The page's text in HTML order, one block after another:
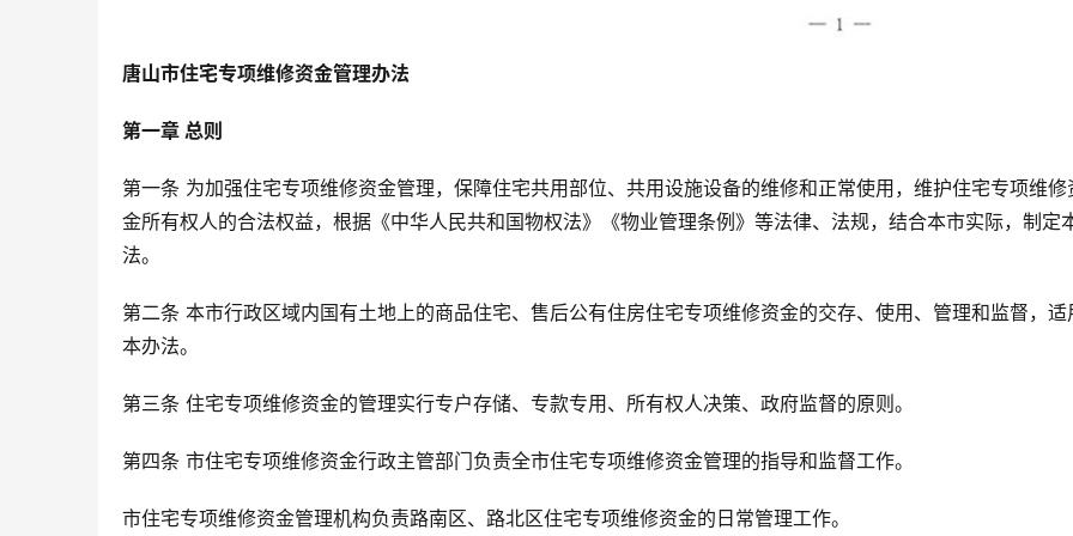
唐山市住宅专项维修资金管理办法
第一章 总则
第一条 为加强住宅专项维修资金管理，保障住宅共用部位、共用设施设备的维修和正常使用，维护住宅专项维修
金所有权人的合法权益，根据《中华人民共和国物权法》《物业管理条例》等法律、法规，结合本市实际，制定
法。
第二条 本市行政区域内国有土地上的商品住宅、售后公有住房住宅专项维修资金的交存、使用、管理和监督，适
本办法。
第三条 住宅专项维修资金的管理实行专户存储、专款专用、所有权人决策、政府监督的原则。
第四条 市住宅专项维修资金行政主管部门负责全市住宅专项维修资金管理的指导和监督工作。
市住宅专项维修资金管理机构负责路南区、路北区住宅专项维修资金的日常管理工作。